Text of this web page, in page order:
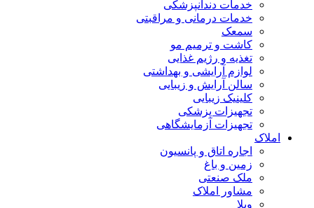
خدمات دندانپزشکی
خدمات درمانی و مراقبتی
سمعک
کاشت و ترمیم مو
تغذیه و رژیم غذایی
لوازم آرایشی و بهداشتی
سالن آرایش و زیبایی
کلینیک زیبایی
تجهیزات پزشکی
تجهیزات آزمایشگاهی
املاک
اجاره اتاق و پانسیون
زمین و باغ
ملک صنعتی
مشاور املاک
ویلا